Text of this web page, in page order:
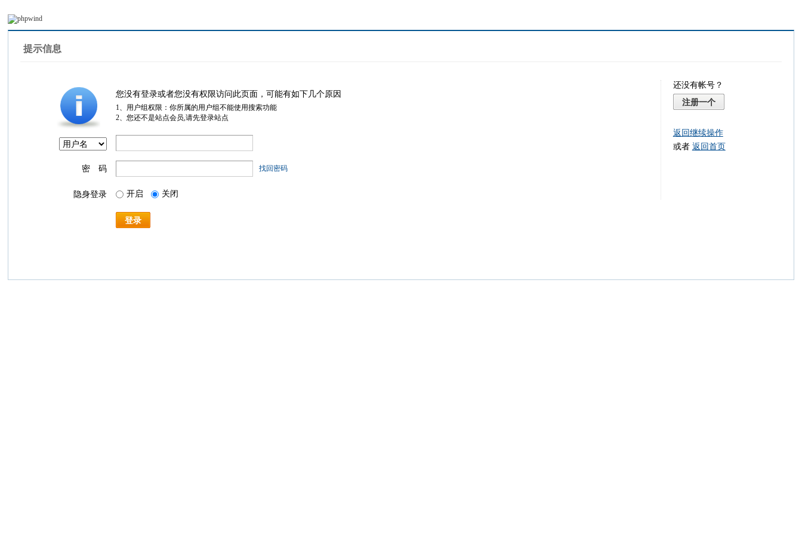
提示信息
您没有登录或者您没有权限访问此页面，可能有如下几个原因
1、用户组权限：你所属的用户组不能使用搜索功能
2、您还不是站点会员,请先登录站点
密 码 找回密码
隐身登录 开启 关闭
登录
还没有帐号？
注册一个
返回继续操作
或者 返回首页